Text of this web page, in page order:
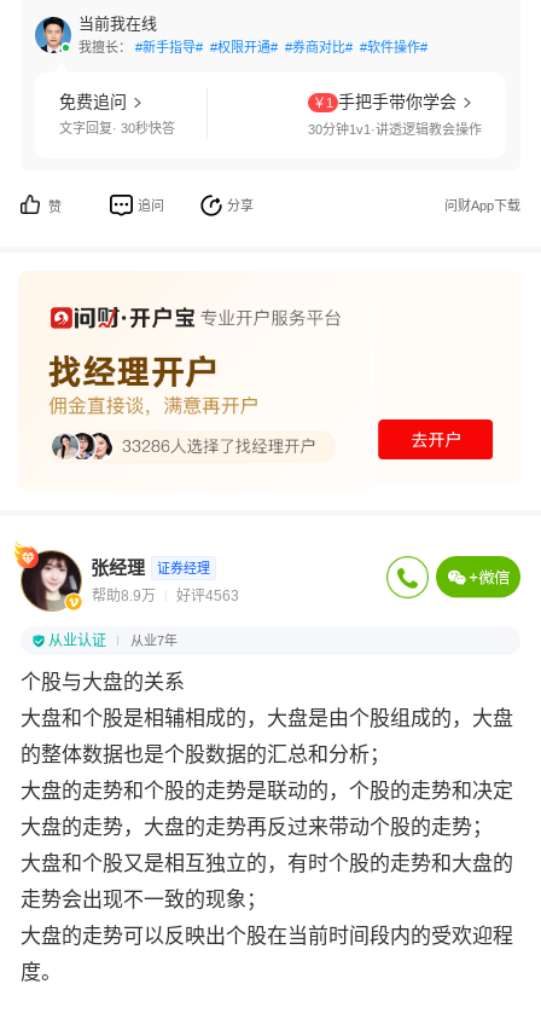
当前我在线
我擅长： #新手指导# #权限开通# #券商对比# #软件操作#
免费追问
文字回复· 30秒快答
￥1 手把手带你学会
30分钟1v1·讲透逻辑教会操作
赞 追问 分享 问财App下载
张经理 证券经理
帮助8.9万 好评4563
从业认证 从业7年
个股与大盘的关系
大盘和个股是相辅相成的，大盘是由个股组成的，大盘
的整体数据也是个股数据的汇总和分析；
大盘的走势和个股的走势是联动的，个股的走势和决定
大盘的走势，大盘的走势再反过来带动个股的走势；
大盘和个股又是相互独立的，有时个股的走势和大盘的
走势会出现不一致的现象；
大盘的走势可以反映出个股在当前时间段内的受欢迎程
度。